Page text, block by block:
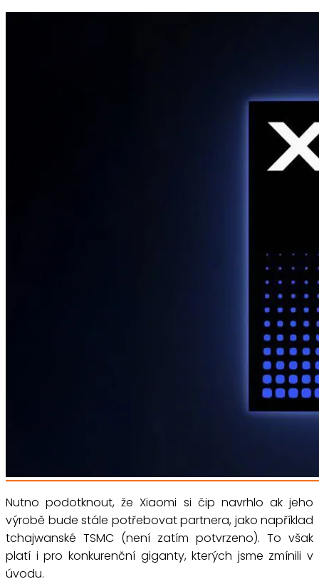
Nutno podotknout, že Xiaomi si čip navrhlo ak jeho
výrobě bude stále potřebovat partnera, jako například
tchajwanské TSMC (není zatím potvrzeno). To však
platí i pro konkurenční giganty, kterých jsme zmínili v
úvodu.